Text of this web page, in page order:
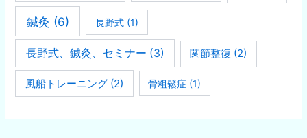
鍼灸 (6) 長野式 (1)
長野式、鍼灸、セミナー (3) 関節整復 (2)
風船トレーニング (2) 骨粗鬆症 (1)